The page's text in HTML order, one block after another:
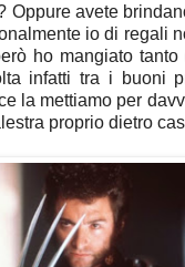
Oppure avete
io di regali
ho mangiato tanto
infatti tra i buoni
la mettiamo per
proprio dietro